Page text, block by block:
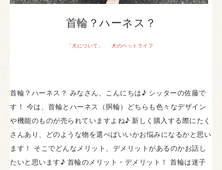
首輪？ハーネス？
「犬について」 · 犬のペットライフ
首輪？ハーネス？ みなさん、こんにちは♪ シッターの佐藤で
す！ 今は、首輪とハーネス（胴輪）どちらも色々なデザイン
や機能のものが売られていますよね♪ 新しく購入する際にたく
さんあり、どのような物を選べばいいかお悩みになるかと思い
ます！ そこでどんなメリット、デメリットがあるのかお話し
たいと思います♪ 首輪のメリット・デメリット！ 首輪は迷子